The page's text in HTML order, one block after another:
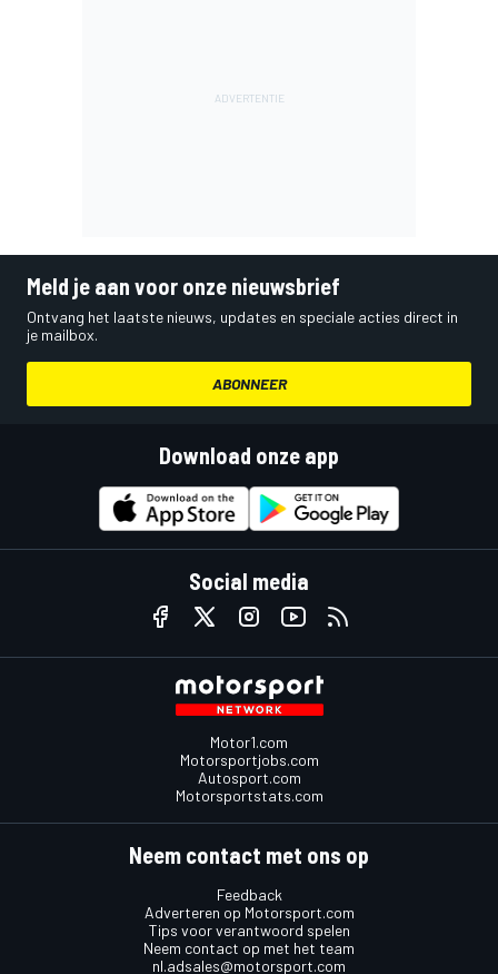
Meld je aan voor onze nieuwsbrief
Ontvang het laatste nieuws, updates en speciale acties direct in
je mailbox.
ABONNEER
Download onze app
Social media
Motor1.com
Motorsportjobs.com
Autosport.com
Motorsportstats.com
Neem contact met ons op
Feedback
Adverteren op Motorsport.com
Tips voor verantwoord spelen
Neem contact op met het team
nl.adsales@motorsport.com